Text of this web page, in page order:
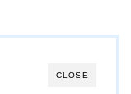
CLOSE